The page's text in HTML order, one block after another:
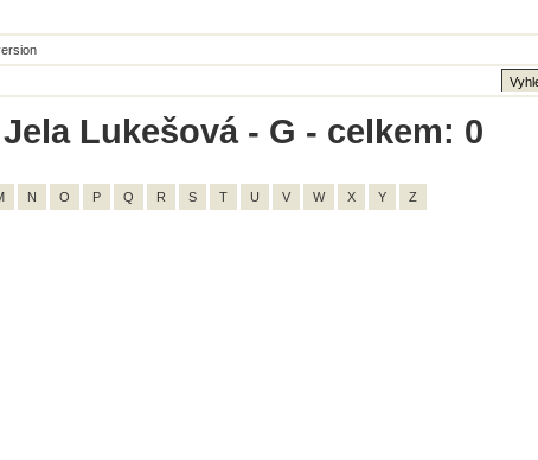
Lukešová - G - celkem: 0
N O P Q R S T U V W X Y Z